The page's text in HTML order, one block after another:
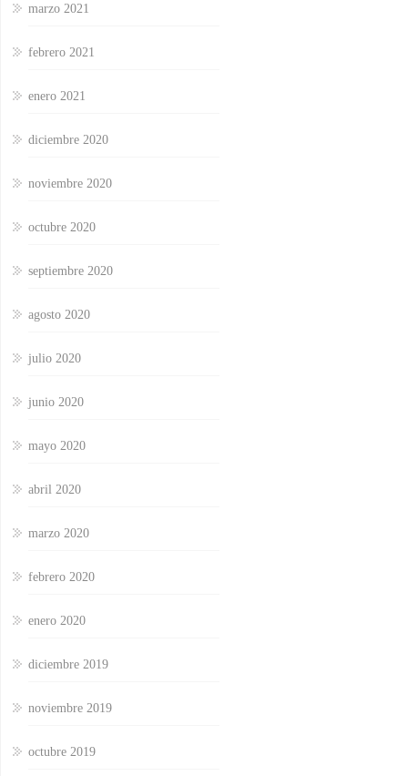
marzo 2021
febrero 2021
enero 2021
diciembre 2020
noviembre 2020
octubre 2020
septiembre 2020
agosto 2020
julio 2020
junio 2020
mayo 2020
abril 2020
marzo 2020
febrero 2020
enero 2020
diciembre 2019
noviembre 2019
octubre 2019